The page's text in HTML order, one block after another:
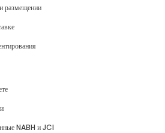
размещении
NABH и JCI